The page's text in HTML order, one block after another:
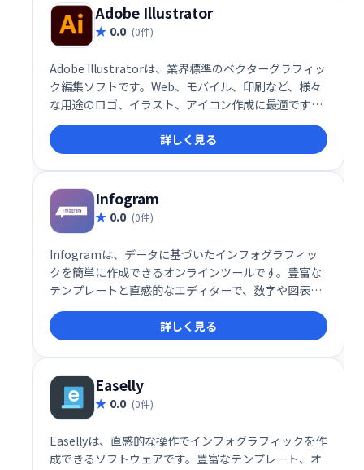
Adobe Illustrator
0.0 (0件)
Adobe Illustratorは、業界標準のベクターグラフィッ
ク編集ソフトです。Web、モバイル、印刷など、様々
な用途のロゴ、イラスト、アイコン作成に最適です。
1985年のMacintosh版リリース以来、進化を続け、
Mac、Windows、iPadで利用可能です。高精細なデザ
インを実現し、拡大縮小しても画質が劣化しないベク
ター形式を採用。プロからアマチュアまで、幅広いク
リエイターに愛用されています。
詳しく見る
Infogram
0.0 (0件)
Infogramは、データに基づいたインフォグラフィッ
クを簡単に作成できるオンラインツールです。豊富な
テンプレートと直感的なエディターで、数字や図表を
効果的に表現できます。マーケティング資料やデータ
可視化に最適で、迅速かつ明確な情報伝達を支援しま
す。無料プランではダウンロードはできませんが、ソ
ーシャルメディアでの共有は可能です。
詳しく見る
Easelly
0.0 (0件)
Easellyは、直感的な操作でインフォグラフィックを作
成できるソフトウェアです。豊富なテンプレート、オ